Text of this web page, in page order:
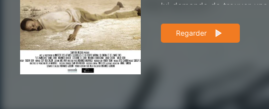
lui demande de trouver
va à la recherche d’autres
Regarder